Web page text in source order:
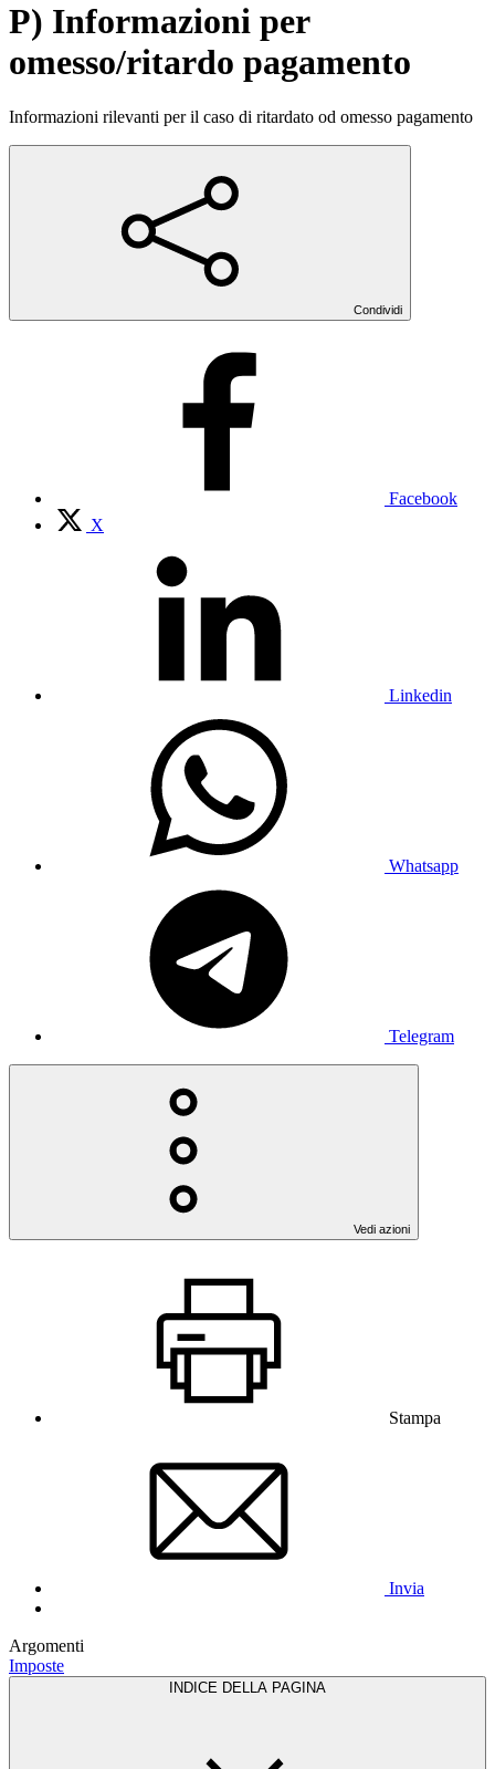
P) Informazioni per
omesso/ritardo pagamento
Informazioni rilevanti per il caso di ritardato od omesso pagamento
Condividi
Facebook
X
Linkedin
Whatsapp
Telegram
Vedi azioni
Stampa
Invia
Argomenti
Imposte
INDICE DELLA PAGINA